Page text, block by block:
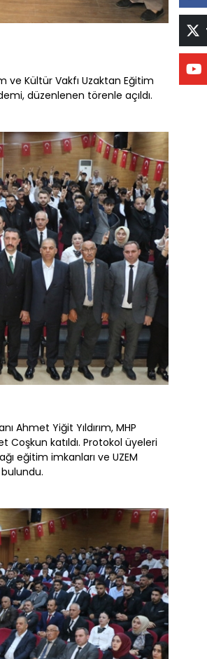
ve Kültür Vakfı Uzaktan Eğitim
düzenlenen törenle açıldı.
Ahmet Yiğit Yıldırım, MHP
Coşkun katıldı. Protokol üyeleri
eğitim imkanları ve UZEM